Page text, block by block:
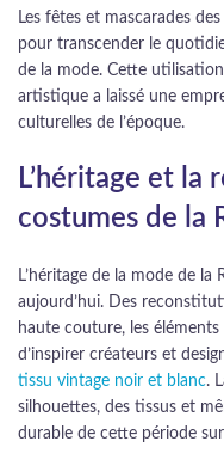
Les fêtes et mascarades
pour transcender le
de la mode. Cette
artistique a laissé une
culturelles de l’époque.
L’héritage et
costumes de la
L’héritage de la mode de
aujourd’hui. Des
haute couture, les
d’inspirer créateurs et
tissu vintage noir et blanc.
silhouettes, des tissus et
durable de cette période